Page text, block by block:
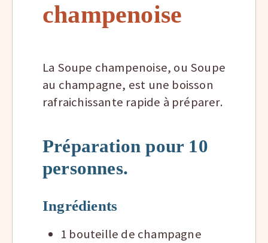
champenoise
La Soupe champenoise, ou Soupe
au champagne, est une boisson
rafraichissante rapide à préparer.
Préparation pour 10
personnes.
Ingrédients
1 bouteille de champagne